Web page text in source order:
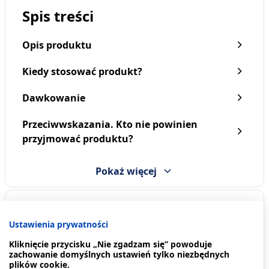
Spis treści
Opis produktu
Kiedy stosować produkt?
Dawkowanie
Przeciwwskazania. Kto nie powinien
przyjmować produktu?
Pokaż więcej
Peptamen todieta peptydowa . Do postępowania
dietetycznego w przypadku niedożywienia lub
Ustawienia prywatności
Kliknięcie przycisku „Nie zgadzam się” powoduje
zachowanie domyślnych ustawień tylko niezbędnych
plików cookie.